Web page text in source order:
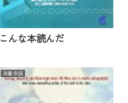
こんな本読んだ
洋書多読